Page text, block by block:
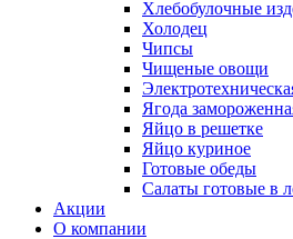
Хлебобулочные
Холодец
Чипсы
Чищеные овощи
Ягода
Яйцо в решетке
Яйцо куриное
Готовые обеды
Салаты готовые в
Акции
О компании